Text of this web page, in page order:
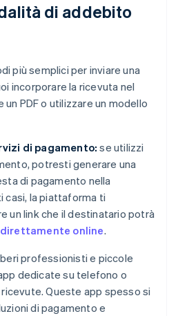
di addebito
più semplici per inviare una
incorporare la ricevuta nel
PDF o utilizzare un modello
di pagamento: se utilizzi
potresti generare una
di pagamento nella
casi, la piattaforma ti
un link che il destinatario potrà
online.
professionisti e piccole
dedicate su telefono o
Queste app spesso si
di pagamento e